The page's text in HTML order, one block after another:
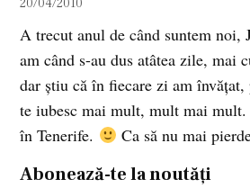
A trecut anul de când suntem noi,
am când s-au dus atâtea zile, mai
dar ştiu că în fiecare zi am
te iubesc mai mult, mult mai mult.
în Tenerife.
Ca să nu mai
Abonează-te la noutăți